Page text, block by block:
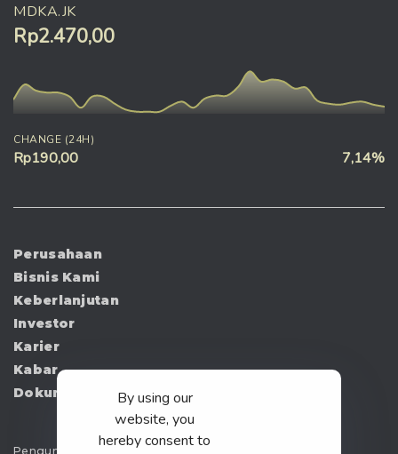
MDKA.JK
Rp2.470,00
CHANGE (24H)
Rp190,00 7,14%
Perusahaan
Bisnis Kami
Keberlanjutan
Investor
Karier
Kabar
Dokumen
Pengumuman
By using our
website, you
hereby consent to